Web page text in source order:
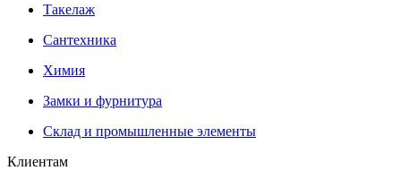
Такелаж
Сантехника
Химия
Замки и фурнитура
Склад и промышленные элементы
Клиентам